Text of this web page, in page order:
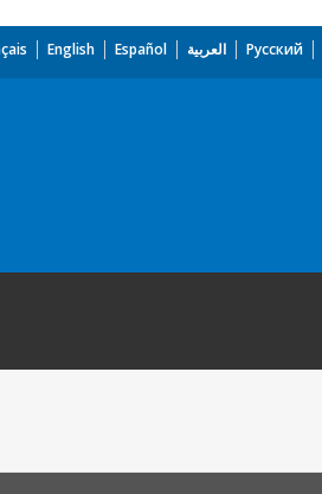
English Español العربية Русский